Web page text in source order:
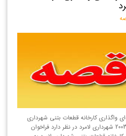
کارخانه قطعات بتنی شهرداری
لامرد فراخوان شماره‌ی 2003005022000005 شهرداری لامرد در نظر دارد فراخوان